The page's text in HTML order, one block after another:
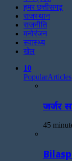
हमर छत्तीसगढ़
राजस्थान
राजनीति
मनोरंजन
स्वास्थ्य
खेल
10
PopularArticles
जर्जर
45